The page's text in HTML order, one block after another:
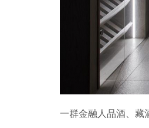
一群金融人品酒、藏